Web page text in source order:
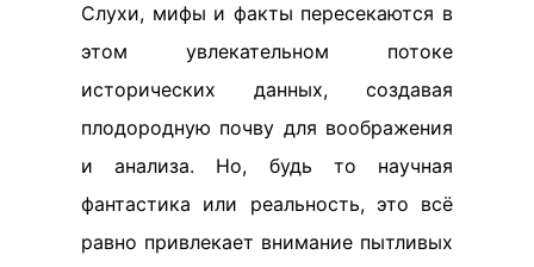
Слухи, мифы и факты пересекаются в
этом увлекательном потоке
исторических данных, создавая
плодородную почву для воображения
и анализа. Но, будь то научная
фантастика или реальность, это всё
равно привлекает внимание пытливых